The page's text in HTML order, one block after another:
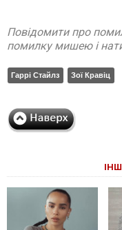
Повідомити про
помилку мишею і
Гаррі Стайлз Зої Кравіц